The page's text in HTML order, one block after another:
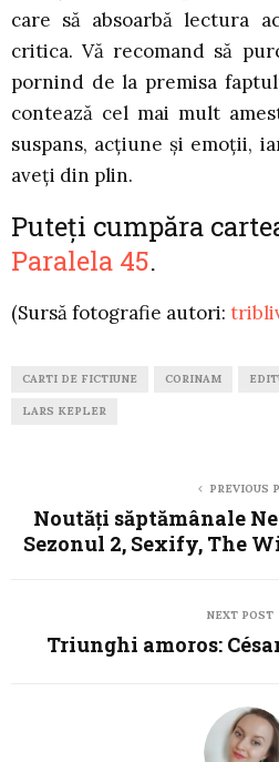
care să absoarbă lectura
critica. Vă recomand să
pornind de la premisa
contează cel mai mult
suspans, acțiune și emoții,
aveți din plin.
Puteți cumpăra
Paralela 45.
(Sursă fotografie autori:
CARTI DE FICTIUNE CORINAM
LARS KEPLER
PREVIOUS
Noutăți săptămânale
Sezonul 2, Sexify, The
NEXT POST
Triunghi amoros: